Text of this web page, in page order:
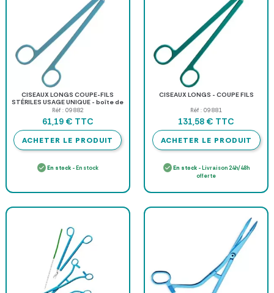
CISEAUX LONGS COUPE-FILS
STÉRILES USAGE UNIQUE - boîte de
20
Réf : 09882
61,19 € TTC
ACHETER LE PRODUIT
En stock- En stock
CISEAUX LONGS - COUPE FILS
Réf : 09881
131,58 € TTC
ACHETER LE PRODUIT
En stock- Livraison 24h/48h
offerte